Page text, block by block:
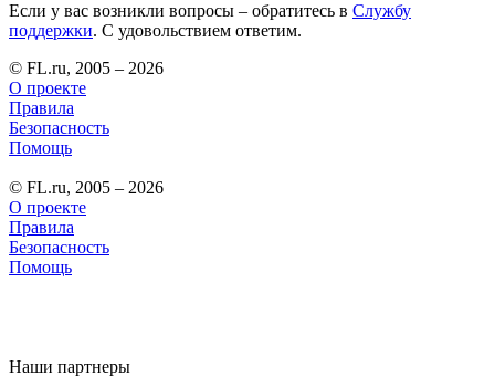
Если у вас возникли вопросы – обратитесь в Службу
поддержки. С удовольствием ответим.
© FL.ru, 2005 – 2026
О проекте
Правила
Безопасность
Помощь
© FL.ru, 2005 – 2026
О проекте
Правила
Безопасность
Помощь
Наши партнеры